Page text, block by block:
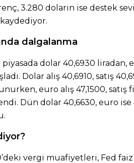
3.280 doların ise destek
dalgalanma
dolar 40,6930 liradan,
Dolar alış 40,6910, satış
euro alış 47,1500, satış
Dün dolar 40,6630, euro ise
vergi muafiyetleri, Fed